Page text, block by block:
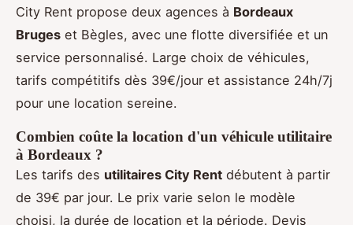
City Rent propose deux agences à Bordeaux
Bruges et Bègles, avec une flotte diversifiée et un
service personnalisé. Large choix de véhicules,
tarifs compétitifs dès 39€/jour et assistance 24h/7j
pour une location sereine.
Combien coûte la location d'un véhicule utilitaire
à Bordeaux ?
Les tarifs des utilitaires City Rent débutent à partir
de 39€ par jour. Le prix varie selon le modèle
choisi, la durée de location et la période. Devis